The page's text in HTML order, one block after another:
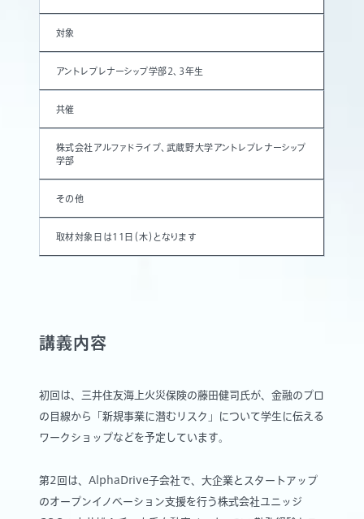
対象
アントレプレナーシップ学部2、3年生
共催
株式会社アルファドライブ、武蔵野大学アントレプレナーシップ
学部
その他
取材対象日は11日（木）となります
講義内容
初回は、三井住友海上火災保険の藤田健司氏が、金融のプロ
の目線から「新規事業に潜むリスク」について学生に伝える
ワークショップなどを予定しています。
第2回は、AlphaDrive子会社で、大企業とスタートアップ
のオープンイノベーション支援を行う株式会社ユニッジ